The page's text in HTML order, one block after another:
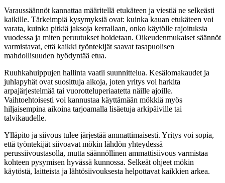
Varaussäännöt kannattaa määritellä etukäteen ja viestiä ne selkeästi
kaikille. Tärkeimpiä kysymyksiä ovat: kuinka kauan etukäteen voi
varata, kuinka pitkiä jaksoja kerrallaan, onko käytölle rajoituksia
vuodessa ja miten peruutukset hoidetaan. Oikeudenmukaiset säännöt
varmistavat, että kaikki työntekijät saavat tasapuolisen
mahdollisuuden hyödyntää etua.
Ruuhkahuippujen hallinta vaatii suunnittelua. Kesälomakaudet ja
juhlapyhät ovat suosittuja aikoja, joten yritys voi harkita
arpajärjestelmää tai vuorotteluperiaatetta näille ajoille.
Vaihtoehtoisesti voi kannustaa käyttämään mökkiä myös
hiljaisempina aikoina tarjoamalla lisäetuja arkipäiville tai
talvikaudelle.
Ylläpito ja siivous tulee järjestää ammattimaisesti. Yritys voi sopia,
että työntekijät siivoavat mökin lähdön yhteydessä
perussiivoustasolla, mutta säännöllinen ammattisiivous varmistaa
kohteen pysymisen hyvässä kunnossa. Selkeät ohjeet mökin
käytöstä, laitteista ja lähtösiivouksesta helpottavat kaikkien arkea.